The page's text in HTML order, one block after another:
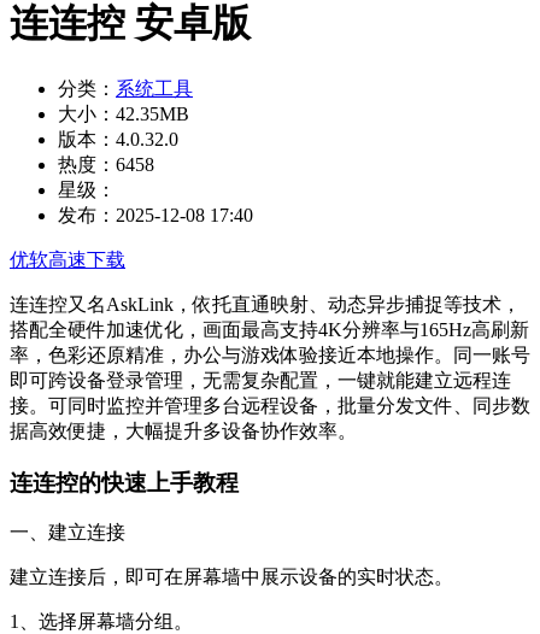
连连控 安卓版
分类： 系统工具
大小： 42.35MB
版本： 4.0.32.0
热度： 6458
星级：
发布： 2025-12-08 17:40
优软高速下载
连连控又名AskLink，依托直通映射、动态异步捕捉等技术，
搭配全硬件加速优化，画面最高支持4K分辨率与165Hz高刷新
率，色彩还原精准，办公与游戏体验接近本地操作。同一账号
即可跨设备登录管理，无需复杂配置，一键就能建立远程连
接。可同时监控并管理多台远程设备，批量分发文件、同步数
据高效便捷，大幅提升多设备协作效率。
连连控的快速上手教程
一、建立连接
建立连接后，即可在屏幕墙中展示设备的实时状态。
1、选择屏幕墙分组。